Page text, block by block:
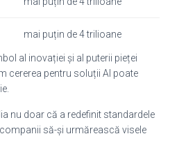
mai puțin de 4 trilioane
al inovației și al puterii pieței
cererea pentru soluții AI poate
nu doar că a redefinit standardele
să-și urmărească visele